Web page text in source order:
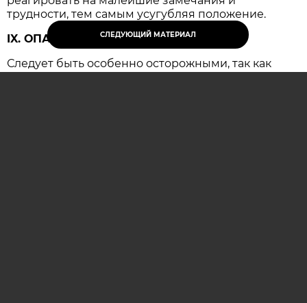
СЛЕДУЮЩИЙ МАТЕРИАЛ
трудности, тем самым усугубляя положение.
IX. ОПАСНЫЙ
Следует быть особенно осторожными, так как